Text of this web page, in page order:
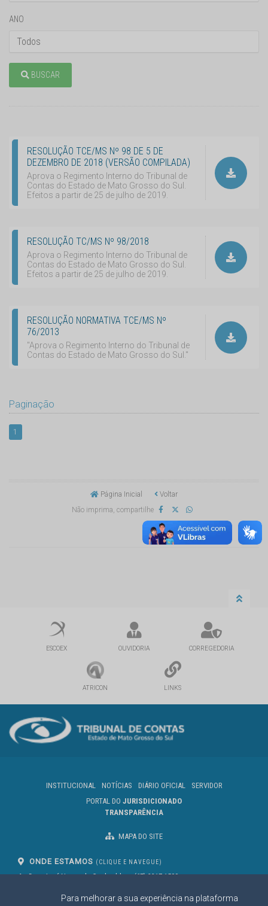
Para melhorar a sua experiência na plataforma
ANO
BUSCAR
RESOLUÇÃO TCE/MS Nº 98 DE 5 DE
DEZEMBRO DE 2018 (VERSÃO COMPILADA)
Aprova o Regimento Interno do Tribunal de
Contas do Estado de Mato Grosso do Sul.
Efeitos a partir de 25 de julho de 2019.
RESOLUÇÃO TC/MS Nº 98/2018
Aprova o Regimento Interno do Tribunal de
Contas do Estado de Mato Grosso do Sul.
Efeitos a partir de 25 de julho de 2019.
RESOLUÇÃO NORMATIVA TCE/MS Nº
76/2013
"Aprova o Regimento Interno do Tribunal de
Contas do Estado de Mato Grosso do Sul."
Paginação
1
Página Inicial
Voltar
Não imprima, compartilhe
ESCOEX OUVIDORIA CORREGEDORIA
ATRICON LINKS
INSTITUCIONAL NOTÍCIAS DIÁRIO OFICIAL
SERVIDOR
PORTAL DO JURISDICIONADO
TRANSPARÊNCIA
MAPA DO SITE
ONDE ESTAMOS (CLIQUE E NAVEGUE)
Av. Des. José Nunes da Cunha, bloco
Campo Grande/MS
(67) 3317-1500